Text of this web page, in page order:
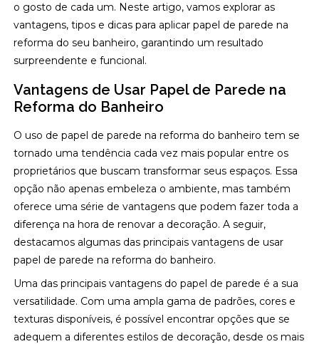
o gosto de cada um. Neste artigo, vamos explorar as
vantagens, tipos e dicas para aplicar papel de parede na
reforma do seu banheiro, garantindo um resultado
surpreendente e funcional.
Vantagens de Usar Papel de Parede na
Reforma do Banheiro
O uso de papel de parede na reforma do banheiro tem se
tornado uma tendência cada vez mais popular entre os
proprietários que buscam transformar seus espaços. Essa
opção não apenas embeleza o ambiente, mas também
oferece uma série de vantagens que podem fazer toda a
diferença na hora de renovar a decoração. A seguir,
destacamos algumas das principais vantagens de usar
papel de parede na reforma do banheiro.
Uma das principais vantagens do papel de parede é a sua
versatilidade. Com uma ampla gama de padrões, cores e
texturas disponíveis, é possível encontrar opções que se
adequem a diferentes estilos de decoração, desde os mais